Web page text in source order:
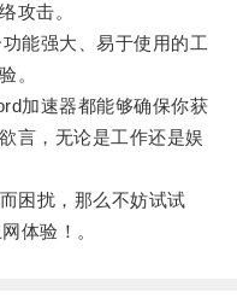
攻击。
能强大、易于使用的工
。
加速器都能够确保你获
言，无论是工作还是娱
扰，那么不妨试试
体验！。